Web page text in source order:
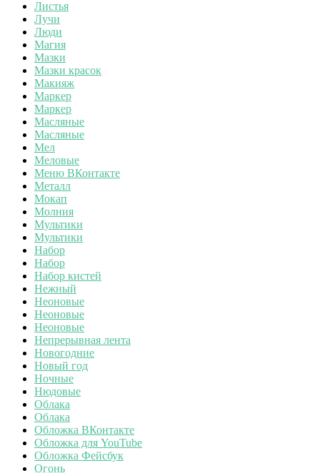
Листья
Лучи
Люди
Магия
Мазки
Мазки красок
Макияж
Маркер
Маркер
Масляные
Масляные
Мел
Меловые
Меню ВКонтакте
Металл
Мокап
Молния
Мультики
Мультики
Набор
Набор
Набор кистей
Нежный
Неоновые
Неоновые
Неоновые
Непрерывная лента
Новогодние
Новый год
Ночные
Нюдовые
Облака
Облака
Обложка ВКонтакте
Обложка для YouTube
Обложка Фейсбук
Огонь